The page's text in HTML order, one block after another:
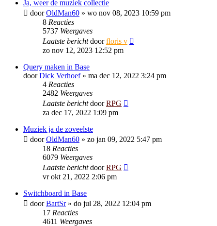
Ja, weer de muziek collectie
doorOldMan60 » wo nov 08, 2023 10:59 pm
8 Reacties
5737 Weergaves
Laatste berichtdoorfloris v
zo nov 12, 2023 12:52 pm
Query maken in Base
doorDick Verhoef» ma dec 12, 2022 3:24 pm
4 Reacties
2482 Weergaves
Laatste berichtdoorRPG
za dec 17, 2022 1:09 pm
Muziek ja de zoveelste
doorOldMan60 » zo jan 09, 2022 5:47 pm
18 Reacties
6079 Weergaves
Laatste berichtdoorRPG
vr okt 21, 2022 2:06 pm
Switchboard in Base
doorBartSr» do jul 28, 2022 12:04 pm
17 Reacties
4611 Weergaves